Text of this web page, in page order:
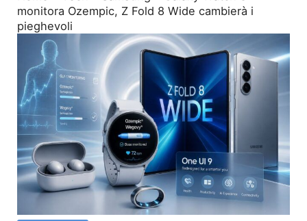
monitora Ozempic, Z Fold 8 Wide cambierà i
pieghevoli